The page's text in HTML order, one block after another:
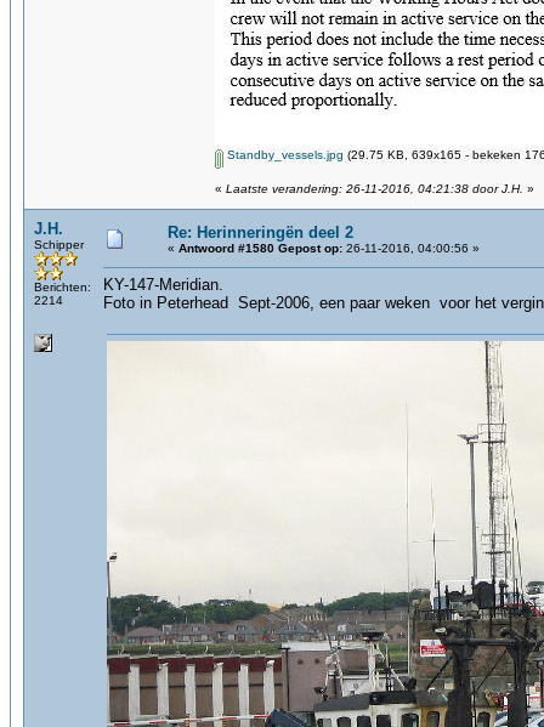
Standby_vessels.jpg (29.75 KB, 639x165 - bekeken
« Laatste verandering: 26-11-2016, 04:21:38 door J.H. »
J.H.
Schipper
Berichten:
2214
Re: Herinneringën deel 2
« Antwoord #1580 Gepost op: 26-11-2016, 04:00:56 »
KY-147-Meridian.
Foto in Peterhead Sept-2006, een paar weken voor het